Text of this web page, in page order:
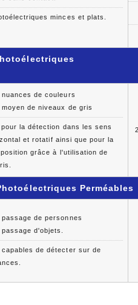
minces et plats.
de couleurs
de niveaux de gris
la détection dans les sens
et rotatif ainsi que pour la
grâce à l'utilisation de
Perméables
de personnes
d'objets.
de détecter sur de